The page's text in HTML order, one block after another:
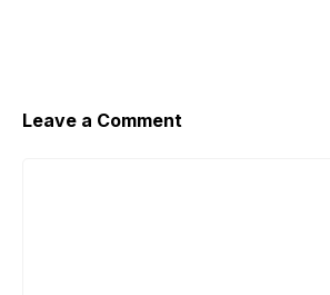
Leave a Comment